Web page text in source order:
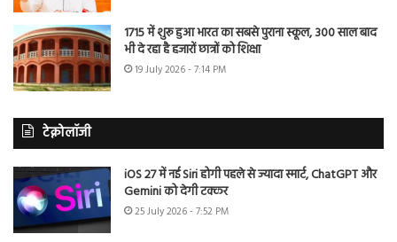
1715 में शुरू हुआ भारत का सबसे पुराना स्कूल, 300 साल बाद
भी दे रहा है हजारों छात्रों को शिक्षा
19 July 2026 - 7:14 PM
टेक्नोलॉजी
iOS 27 में नई Siri होगी पहले से ज्यादा स्मार्ट, ChatGPT और
Gemini को देगी टक्कर
25 July 2026 - 7:52 PM